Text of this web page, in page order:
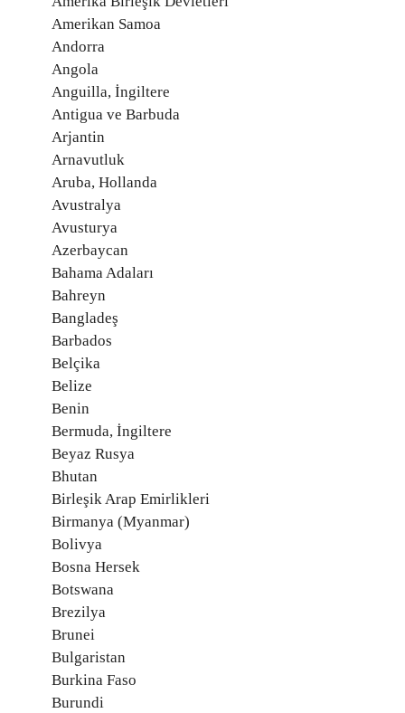
Amerikan Samoa
Andorra
Angola
Anguilla, İngiltere
Antigua ve Barbuda
Arjantin
Arnavutluk
Aruba, Hollanda
Avustralya
Avusturya
Azerbaycan
Bahama Adaları
Bahreyn
Bangladeş
Barbados
Belçika
Belize
Benin
Bermuda, İngiltere
Beyaz Rusya
Bhutan
Birleşik Arap Emirlikleri
Birmanya (Myanmar)
Bolivya
Bosna Hersek
Botswana
Brezilya
Brunei
Bulgaristan
Burkina Faso
Burundi